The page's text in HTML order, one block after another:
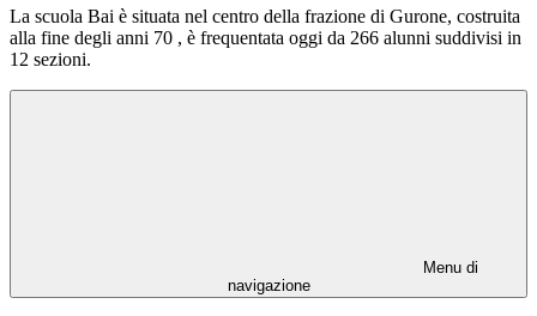
La scuola Bai è situata nel centro della frazione di Gurone, costruita
alla fine degli anni 70 , è frequentata oggi da 266 alunni suddivisi in
12 sezioni.
Menu di
navigazione